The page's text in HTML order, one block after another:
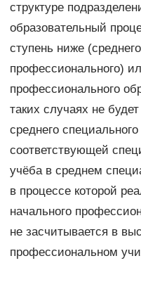
структуре
образовательный
ступень ниже
профессионального)
профессионального
таких случаях не
среднего
соответствующей
учёба в среднем
в процессе которой
начального
не засчитывается в
профессиональном